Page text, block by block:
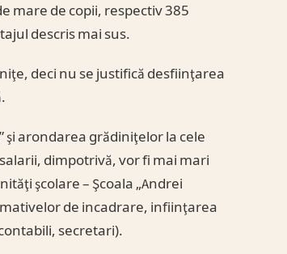
mare de copii, respectiv 385
descris mai sus.
deci nu se justifică desfiinţarea
şi arondarea grădiniţelor la cele
dimpotrivă, vor fi mai mari
şcolare – Şcoala „Andrei
de incadrare, infiinţarea
secretari).